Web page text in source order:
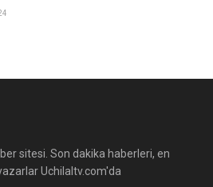
sitesi. Son dakika haberleri, en
Uchilaltv.com'da